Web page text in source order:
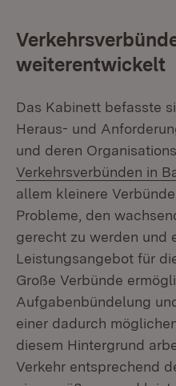
weiterentwickelt
Das Kabinett befasste
Heraus- und
und deren
Verkehrsverbünden in
allem kleinere
Probleme, den
gerecht zu werden und
Leistungsangebot für
Große Verbünde
Aufgabenbündelung
einer dadurch
diesem Hintergrund
Verkehr entsprechend